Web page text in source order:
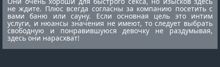
не ждите. Плюс всегда согласны за компанию посетить с
вами баню или сауну. Если основная цель это интим
услуги, и нюансы значения не имеют, то следует выбрать
свободную и понравившуюся девочку не раздумывая,
здесь они нарасхват!